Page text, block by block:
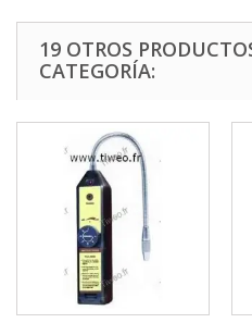
19 OTROS
CATEGORÍA: